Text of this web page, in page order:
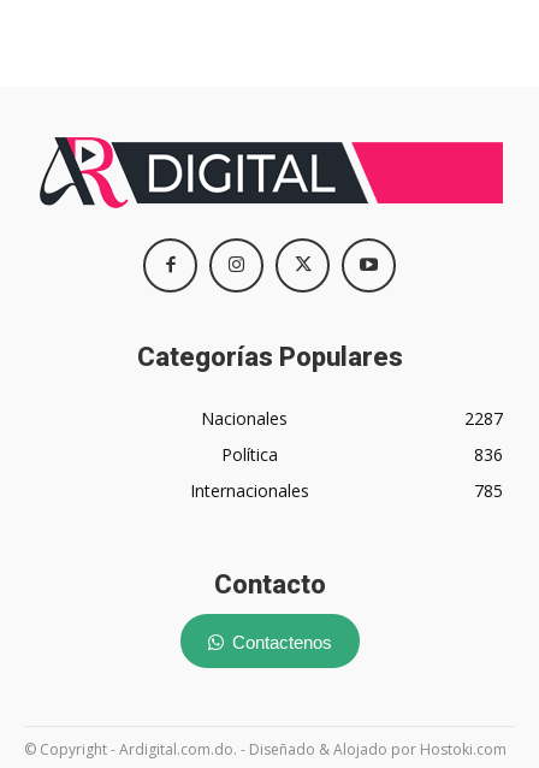
Categorías Populares
Nacionales
2287
Política
836
Internacionales
785
Contacto
Contactenos
© Copyright - Ardigital.com.do. - Diseñado & Alojado por Hostoki.com